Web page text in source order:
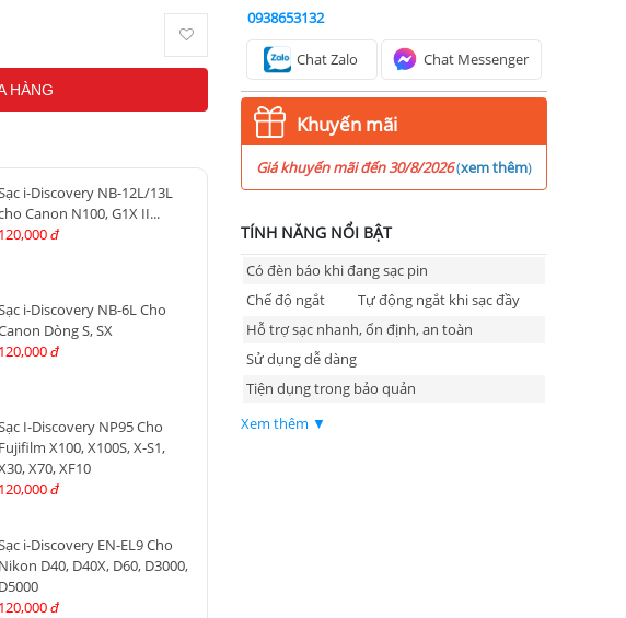
HÀNG
i-Discovery NB-12L/13L
Canon N100, G1X II...
120,000 đ
i-Discovery NB-6L Cho
Dòng S, SX
120,000 đ
I-Discovery NP95 Cho
Fujifilm X100, X100S, X-S1,
X70, XF10
120,000 đ
i-Discovery EN-EL9 Cho
Nikon D40, D40X, D60, D3000,
D5000
120,000 đ
0938653132
Chat Zalo Chat Messenger
Khuyến mãi
Giá khuyến mãi đến 30/8/2026(xem thêm)
TÍNH NĂNG NỔI BẬT
Có đèn báo khi đang sạc pin
Chế độ ngắt
Tự động ngắt khi sạc đầy
Hỗ trợ sạc nhanh, ổn định, an toàn
Sử dụng dễ dàng
Tiện dụng trong bảo quản
Xem thêm ▼